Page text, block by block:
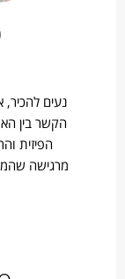
נעים להכיר,
הקשר בין
הפיזית
מרגישה